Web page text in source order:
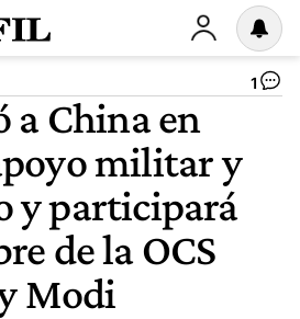
1
a China en
militar y
y participará
de la OCS
Modi